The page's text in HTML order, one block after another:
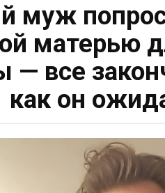
муж
матерью
все
как он